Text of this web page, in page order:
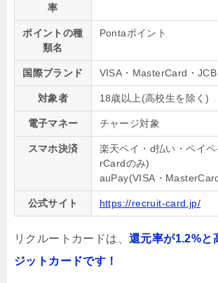
率
ポイントの種
類名
Pontaポイント
国際ブランド VISA・MasterCard・JCB
対象者 18歳以上(高校生を除く)
電子マネー チャージ対象
スマホ決済
楽天ペイ・d払い・ペイ
rCardのみ)
auPay(VISA・
公式サイト https://recruit-card.jp/
リクルートカードは、 還元率が1.2%と
ジットカードです！